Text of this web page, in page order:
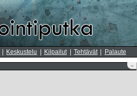
Keskustelu Kilpailut Tehtävät Palaute
–